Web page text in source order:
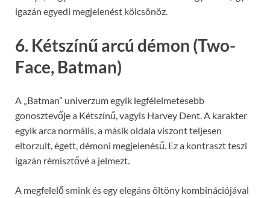
igazán egyedi megjelenést kölcsönöz.
6. Kétszínű arcú démon (Two-
Face, Batman)
A „Batman” univerzum egyik legfélelmetesebb
gonosztevője a Kétszínű, vagyis Harvey Dent. A karakter
egyik arca normális, a másik oldala viszont teljesen
eltorzult, égett, démoni megjelenésű. Ez a kontraszt teszi
igazán rémisztővé a jelmezt.
A megfelelő smink és egy elegáns öltöny kombinációjával